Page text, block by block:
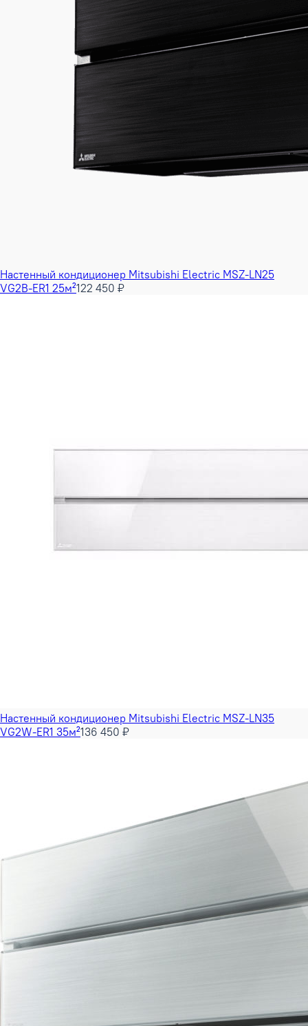
Настенный кондиционер Mitsubishi Electric MSZ-LN25
VG2B-ER1 25м²122 450 ₽
Настенный кондиционер Mitsubishi Electric MSZ-LN35
VG2W-ER1 35м²136 450 ₽